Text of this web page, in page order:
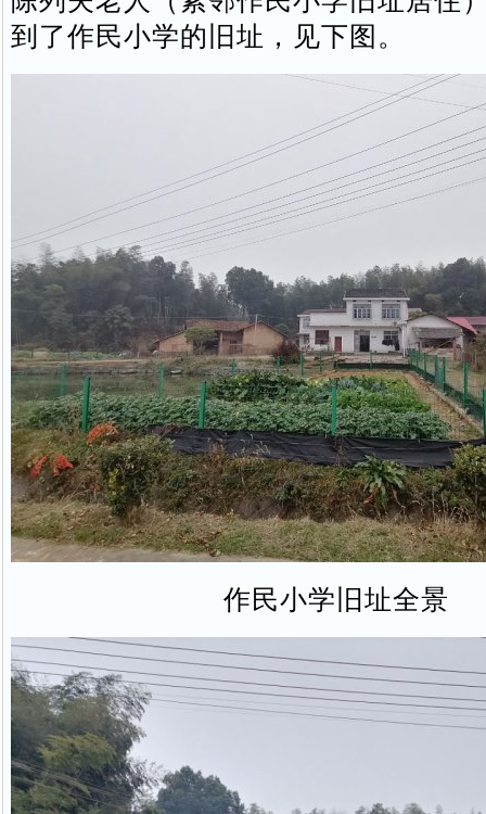
到了作民小学的旧址，见下图。
作民小学旧址全景